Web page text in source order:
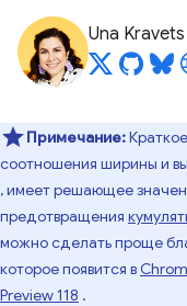
Una Kravets
Примечание:
соотношения ширины и
, имеет решающее
предотвращения
можно сделать проще
которое появится в
Preview 118 .